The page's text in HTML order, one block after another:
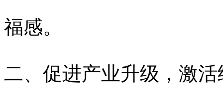
福感。
二、促进产业升级，激